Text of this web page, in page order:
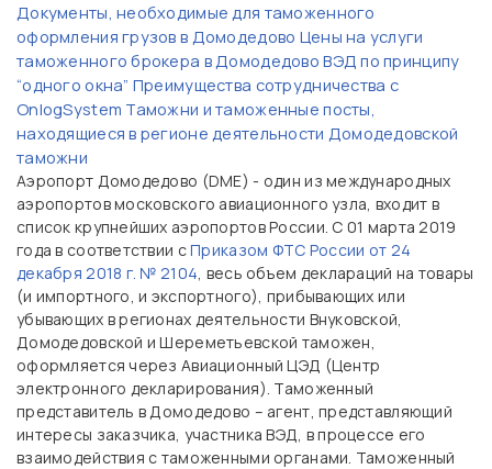
Документы, необходимые для таможенного
оформления грузов в Домодедово Цены на услуги
таможенного брокера в Домодедово ВЭД по принципу
“одного окна” Преимущества сотрудничества с
OnlogSystem Таможни и таможенные посты,
находящиеся в регионе деятельности Домодедовской
таможни
Аэропорт Домодедово (DME) - один из международных
аэропортов московского авиационного узла, входит в
список крупнейших аэропортов России. С 01 марта 2019
года в соответствии сПриказом ФТС России от 24
декабря 2018 г. № 2104, весь объем деклараций на товары
(и импортного, и экспортного), прибывающих или
убывающих в регионах деятельности Внуковской,
Домодедовской и Шереметьевской таможен,
оформляется через Авиационный ЦЭД (Центр
электронного декларирования). Таможенный
представитель в Домодедово – агент, представляющий
интересы заказчика, участника ВЭД, в процессе его
взаимодействия с таможенными органами. Таможенный